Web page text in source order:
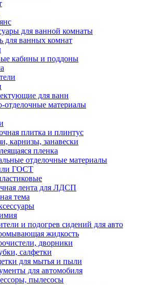
для ванной комнаты
для ванных комнат
кабины и поддоны
для ванн
отделочные материалы
плитка и плинтус
карнизы, занавески
пленка
отделочные материалы
ГОСТ
лента для ЛДСП
тема
и подогрев сидений для авто
жидкость
дворники
салфетки
для мытья и пыли
для автомобиля
пылесосы